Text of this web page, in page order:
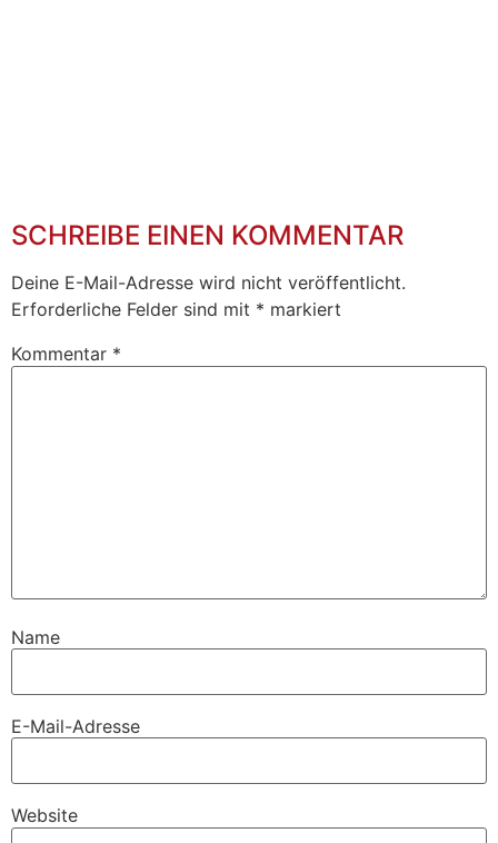
SCHREIBE EINEN KOMMENTAR
Deine E-Mail-Adresse wird nicht veröffentlicht.
Erforderliche Felder sind mit * markiert
Kommentar *
Name
E-Mail-Adresse
Website